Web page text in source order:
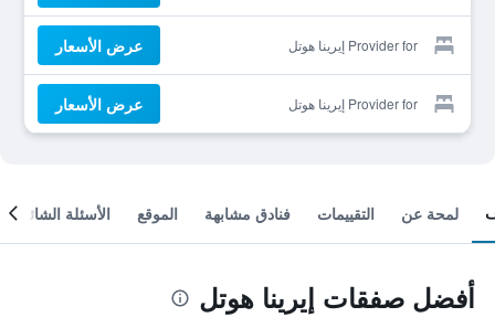
Provider for إيرينا هوتل عرض الأسعار
Provider for إيرينا هوتل عرض الأسعار
لمحة عن التقييمات فنادق مشابهة الموقع الأسئلة الشائعة
أفضل صفقات إيرينا هوتل